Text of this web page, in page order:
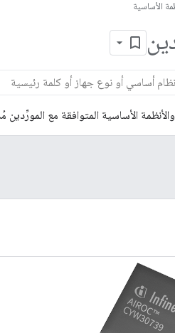
الأساسية
الأساسية المتوافقة مع المورِّدين